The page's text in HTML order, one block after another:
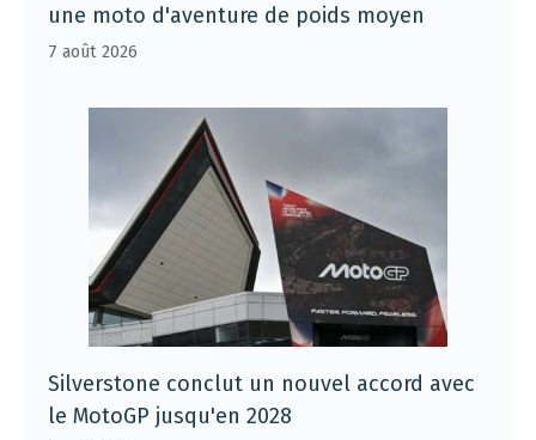
une moto d'aventure de poids moyen
7 août 2026
Silverstone conclut un nouvel accord avec
le MotoGP jusqu'en 2028